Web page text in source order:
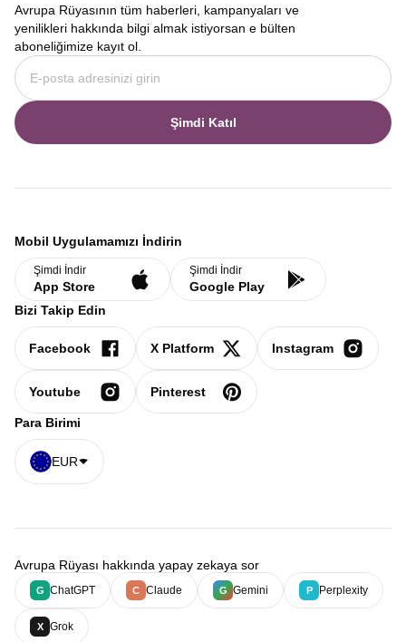
Avrupa Rüyasının tüm haberleri, kampanyaları ve
yenilikleri hakkında bilgi almak istiyorsan e bülten
aboneliğimize kayıt ol.
Şimdi Katıl
Mobil Uygulamamızı İndirin
Şimdi İndir
App Store
Şimdi İndir
Google Play
Bizi Takip Edin
Facebook X Platform Instagram
Youtube Pinterest
Para Birimi
EUR
Avrupa Rüyası hakkında yapay zekaya sor
G ChatGPT C Claude G Gemini P Perplexity
X Grok